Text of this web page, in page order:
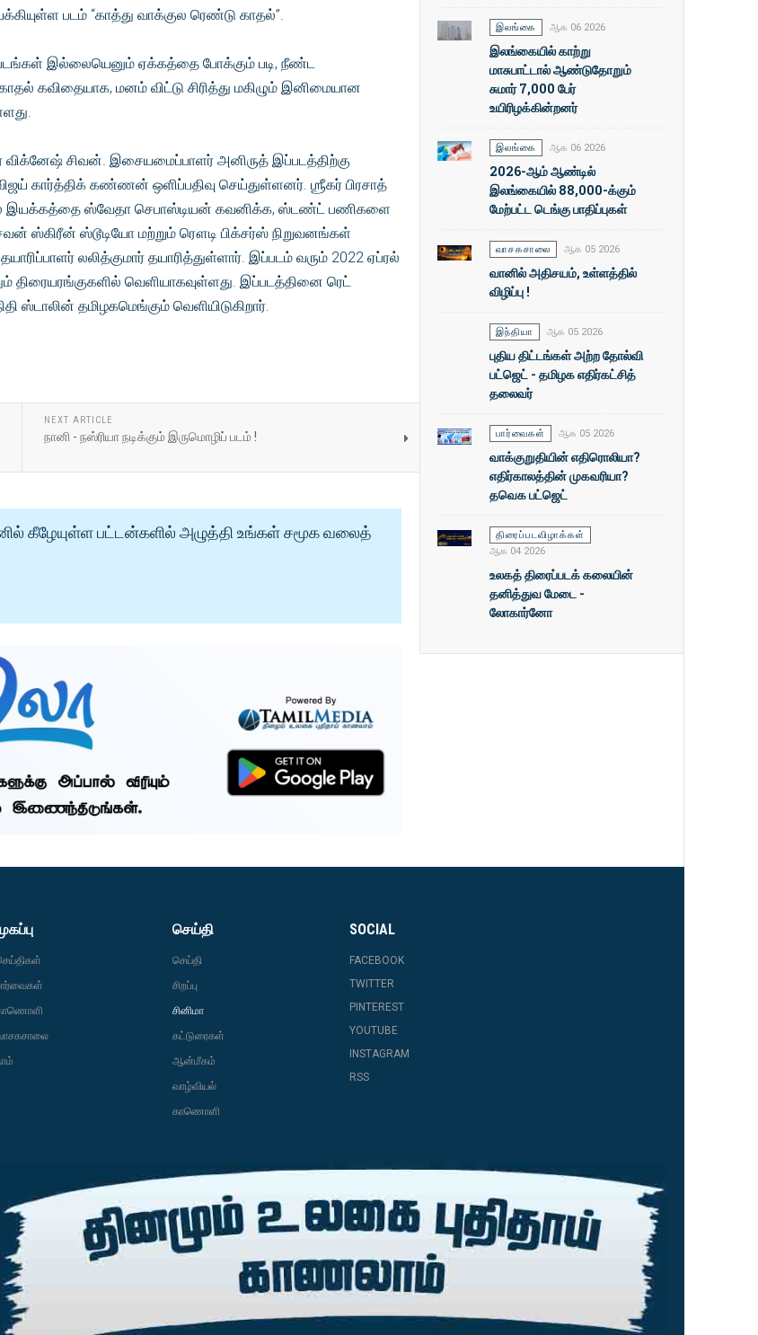
படம் “காத்து வாக்குல ரெண்டு காதல்”.
படங்கள் இல்லையெனும் ஏக்கத்தை போக்கும் படி, நீண்ட
கவிதையாக, மனம் விட்டு சிரித்து மகிழும் இனிமையான
விக்னேஷ் சிவன். இசையமைப்பாளர் அனிருத் இப்படத்திற்கு
கார்த்திக் கண்ணன் ஒளிப்பதிவு செய்துள்ளனர். ஶ்ரீகர் பிரசாத்
இயக்கத்தை ஸ்வேதா செபாஸ்டியன் கவனிக்க, ஸ்டண்ட் பணிகளை
ஸ்கிரீன் ஸ்டூடியோ மற்றும் ரௌடி பிக்சர்ஸ் நிறுவனங்கள்
லலித்குமார் தயாரித்துள்ளார். இப்படம் வரும் 2022 ஏப்ரல்
திரையரங்குகளில் வெளியாகவுள்ளது. இப்படத்தினை ரெட்
ஸ்டாலின் தமிழகமெங்கும் வெளியிடுகிறார்.
NEXT ARTICLE
நானி - நஸ்ரியா நடிக்கும் இருமொழிப் படம் !
கீழேயுள்ள பட்டன்களில் அழுத்தி உங்கள் சமூக வலைத்
இலங்கை ஆக 06 2026
இலங்கையில் காற்று
மாசுபாட்டால் ஆண்டுதோறும்
சுமார் 7,000 பேர்
உயிரிழக்கின்றனர்
இலங்கை ஆக 06 2026
2026-ஆம் ஆண்டில்
இலங்கையில் 88,000-க்கும்
மேற்பட்ட டெங்கு பாதிப்புகள்
வாசகசாலை ஆக 05 2026
வானில் அதிசயம், உள்ளத்தில்
விழிப்பு !
இந்தியா ஆக 05 2026
புதிய திட்டங்கள் அற்ற தோல்வி
பட்ஜெட் - தமிழக எதிர்கட்சித்
தலைவர்
பார்வைகள் ஆக 05 2026
வாக்குறுதியின் எதிரொலியா?
எதிர்காலத்தின் முகவரியா?
தவெக பட்ஜெட்
திரைப்படவிழாக்கள்
ஆக 04 2026
உலகத் திரைப்படக் கலையின்
தனித்துவ மேடை -
லோகார்னோ
செய்தி
செய்தி
சிறப்பு
சினிமா
கட்டுரைகள்
ஆன்மீகம்
வாழ்வியல்
காணொளி
SOCIAL
FACEBOOK
TWITTER
PINTEREST
YOUTUBE
INSTAGRAM
RSS